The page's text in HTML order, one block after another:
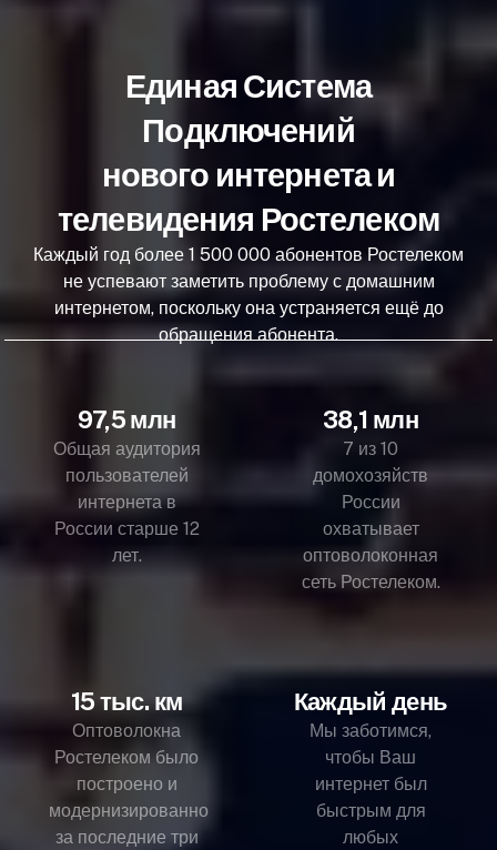
Единая Система
Подключений
нового интернета и
телевидения Ростелеком
Каждый год более 1 500 000 абонентов Ростелеком
не успевают заметить проблему с домашним
интернетом, поскольку она устраняется ещё до
обращения абонента.
97,5 млн
Общая аудитория
пользователей
интернета в
России старше 12
лет.
38,1 млн
7 из 10
домохозяйств
России
охватывает
оптоволоконная
сеть Ростелеком.
15 тыс. км
Оптоволокна
Ростелеком было
построено и
модернизированно
за последние три
Каждый день
Мы заботимся,
чтобы Ваш
интернет был
быстрым для
любых